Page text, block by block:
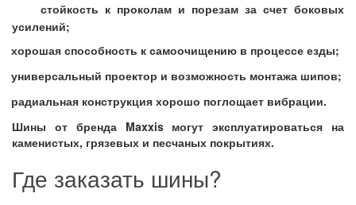
стойкость к проколам и порезам за счет боковых
усилений;
хорошая способность к самоочищению в процессе езды;
универсальный проектор и возможность монтажа шипов;
радиальная конструкция хорошо поглощает вибрации.
Шины от бренда Maxxisмогут эксплуатироваться на
каменистых, грязевых и песчаных покрытиях.
Где заказать шины?